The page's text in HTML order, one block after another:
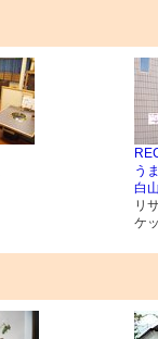
う
白
リ
ケ